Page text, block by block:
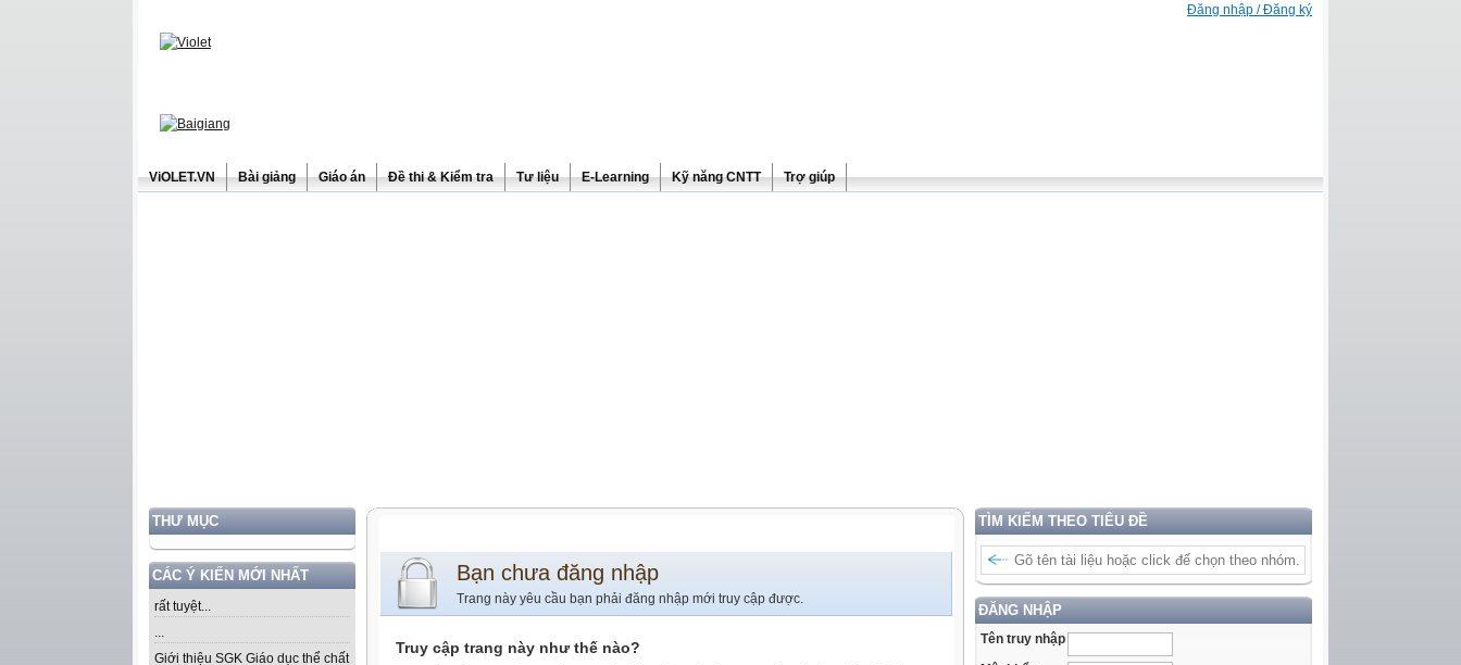
Đăng nhập / Đăng ký
ViOLET.VN Bài giảng Giáo án Đề thi & Kiểm tra Tư liệu E-Learning Kỹ năng CNTT Trợ giúp
THƯ MỤC
CÁC Ý KIẾN MỚI NHẤT
rất tuyệt...
...
Giới thiệu SGK Giáo dục thể chất
TÌM KIẾM THEO TIÊU ĐỀ
ĐĂNG NHẬP
Tên truy nhập
Bạn chưa đăng nhập
Trang này yêu cầu bạn phải đăng nhập mới truy cập được.
Truy cập trang này như thế nào?